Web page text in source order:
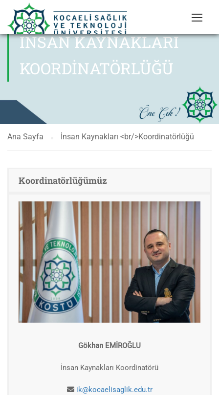
İNSAN KAYNAKLARI
KOORDINATÖRLÜĞÜ
Ana Sayfa İnsan Kaynakları <br/>Koordinatörlüğü
Koordinatörlüğümüz
Gökhan EMİROĞLU
İnsan Kaynakları Koordinatörü
ik@kocaelisaglik.edu.tr